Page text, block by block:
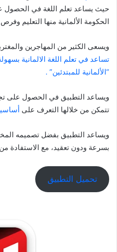
حيث يساعد تعلم اللغة في الحصول
الحكومة الألمانية منها التعليم
ويسعى الكثير من المهاجرين
تساعد في تعلم اللغة الالمانية
“الألمانية للمبتدئين” .
ويساعد التطبيق في الحصول على
تتمكن من خلالها التعرف على
ويساعد التطبيق بفضل تصميمه
بسرعة ودون تعقيد، مع الاستفادة
تحميل التطبيق